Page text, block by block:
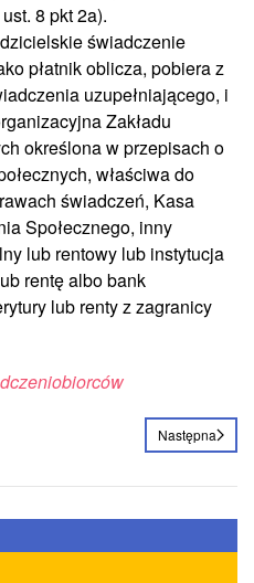
8 pkt 2a).
świadczenie
płatnik oblicza, pobiera z
uzupełniającego, i
Zakładu
określona w przepisach o
właściwa do
świadczeń, Kasa
Społecznego, inny
lub rentowy lub instytucja
rentę albo bank
lub renty z zagranicy
Następna